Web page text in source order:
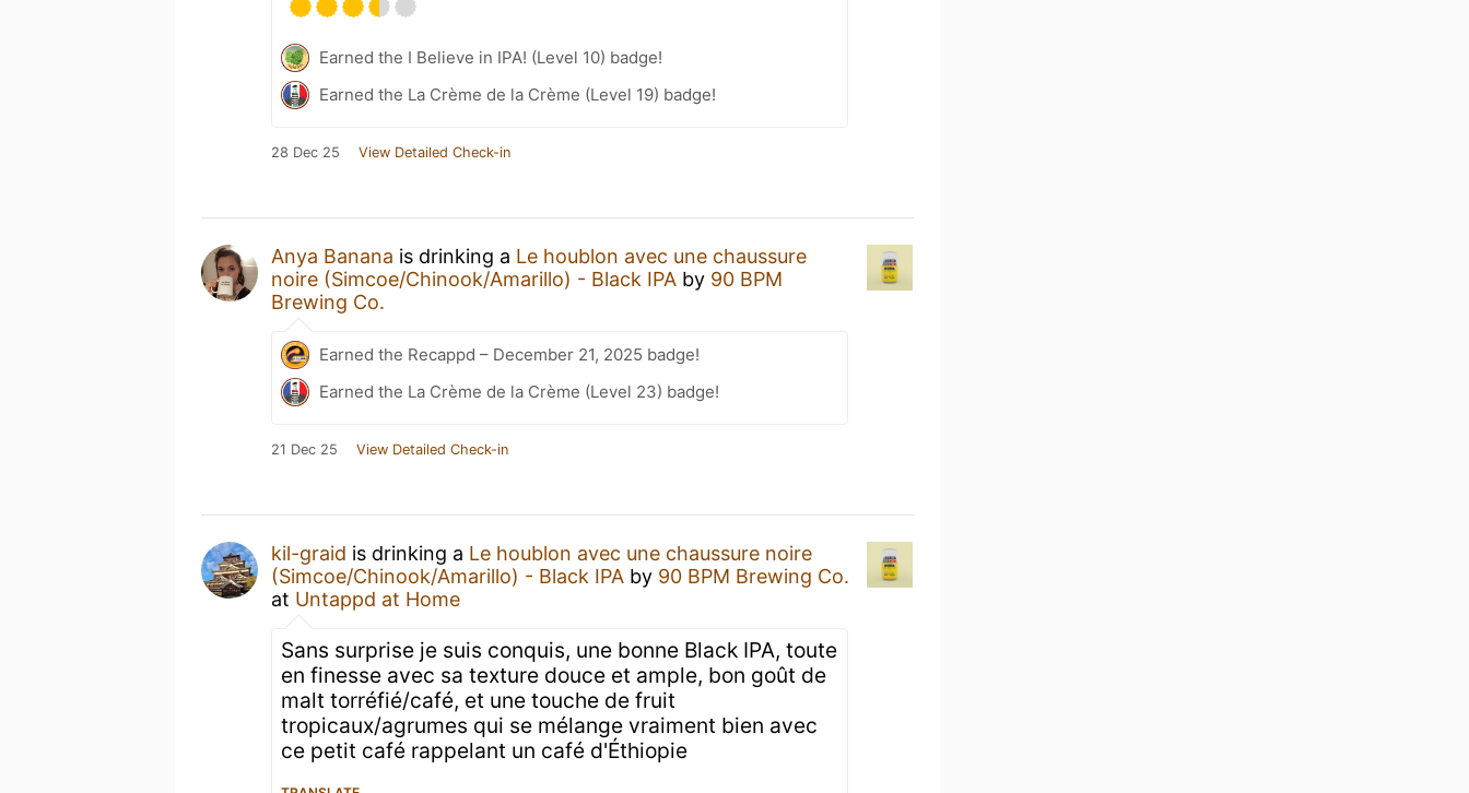
Earned the I Believe in IPA! (Level 10) badge!
Earned the La Crème de la Crème (Level 19) badge!
28 Dec 25 View Detailed Check-in
Anya Banana is drinking a Le houblon avec une chaussure
noire (Simcoe/Chinook/Amarillo) - Black IPA by 90 BPM
Brewing Co.
Earned the Recappd – December 21, 2025 badge!
Earned the La Crème de la Crème (Level 23) badge!
21 Dec 25 View Detailed Check-in
kil-graid is drinking a Le houblon avec une chaussure noire
(Simcoe/Chinook/Amarillo) - Black IPA by 90 BPM Brewing Co.
at Untappd at Home
Sans surprise je suis conquis, une bonne Black IPA, toute
en finesse avec sa texture douce et ample, bon goût de
malt torréfié/café, et une touche de fruit
tropicaux/agrumes qui se mélange vraiment bien avec
ce petit café rappelant un café d'Éthiopie